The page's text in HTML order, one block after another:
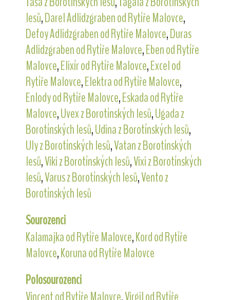
lesů,Darel Adlidzgraben od Rytíře Malovce,
Defoy Adlidzgraben od Rytíře Malovce,Duras
Adlidzgraben od Rytíře Malovce,Eben od Rytíře
Malovce,Elixír od Rytíře Malovce,Excel od
Rytíře Malovce,Elektra od Rytíře Malovce,
Enlody od Rytíře Malovce,Eskada od Rytíře
Malovce,Uvex z Borotínských lesů,Ugada z
Borotínských lesů,Udina z Borotínských lesů,
Uly z Borotínských lesů,Vatan z Borotínských
lesů,Viki z Borotínských lesů,Vixi z Borotínských
lesů,Varus z Borotínských lesů,Vento z
Borotínských lesů
Sourozenci
Kalamajka od Rytíře Malovce,Kord od Rytíře
Malovce,Koruna od Rytíře Malovce
Polosourozenci